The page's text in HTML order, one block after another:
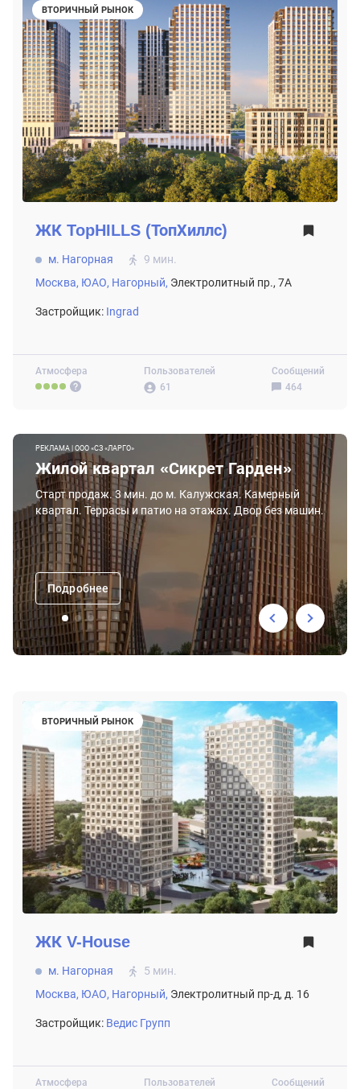
ВТОРИЧНЫЙ РЫНОК
Атмосфера
Пользователей
61
Сообщений
464
ЖК TopHILLS (ТопХиллс)
м. Нагорная
9 мин.
Москва, ЮАО, Нагорный, Электролитный пр., 7А
Застройщик: Ingrad
РЕКЛАМА | ООО «СЗ «ЛАРГО»
Жилой квартал «Сикрет Гарден»
Старт продаж. 3 мин. до м. Калужская. Камерный
квартал. Террасы и патио на этажах. Двор без машин.
Подробнее
ВТОРИЧНЫЙ РЫНОК
Атмосфера
Пользователей
Сообщений
ЖК V-House
м. Нагорная
5 мин.
Москва, ЮАО, Нагорный, Электролитный пр-д, д. 16
Застройщик: Ведис Групп